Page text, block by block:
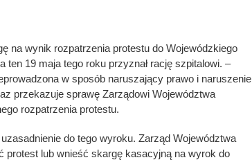
na wynik rozpatrzenia protestu do Wojewódzkiego
19 maja tego roku przyznał rację szpitalowi. –
w sposób naruszający prawo i naruszenie
przekazuje sprawę Zarządowi Województwa
rozpatrzenia protestu.
do tego wyroku. Zarząd Województwa
protest lub wnieść skargę kasacyjną na wyrok do